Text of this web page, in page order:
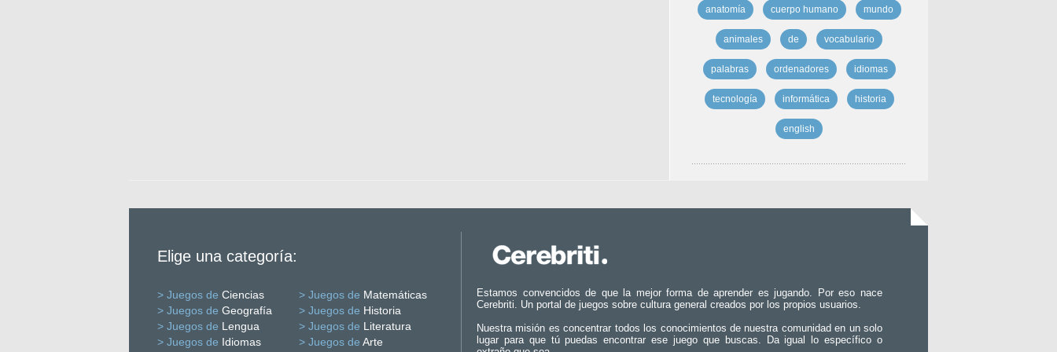
anatomía cuerpo humano mundo
animales de vocabulario
palabras ordenadores idiomas
tecnología informática historia
english
Elige una categoría:
> Juegos de Ciencias > Juegos de Matemáticas
> Juegos de Geografía > Juegos de Historia
> Juegos de Lengua > Juegos de Literatura
> Juegos de Idiomas > Juegos de Arte
Estamos convencidos de que la mejor forma de aprender es jugando. Por eso nace
Cerebriti. Un portal de juegos sobre cultura general creados por los propios usuarios.
Nuestra misión es concentrar todos los conocimientos de nuestra comunidad en un solo
lugar para que tú puedas encontrar ese juego que buscas. Da igual lo específico o